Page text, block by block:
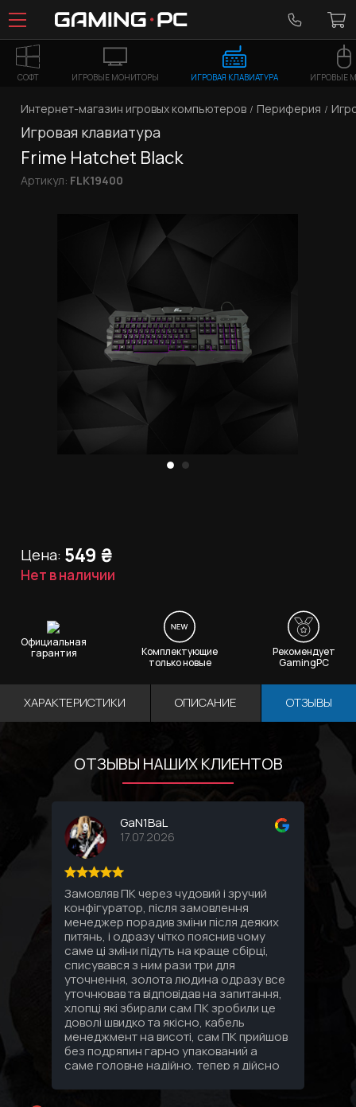
СОФТ ИГРОВЫЕ МОНИТОРЫ ИГРОВАЯ КЛАВИАТУРА ИГРОВЫЕ
Интернет-магазин игровых компьютеров Периферия
Игровая клавиатура
Frime Hatchet Black
Артикул: FLK19400
Официальная
гарантия
Комплектующие
только новые
Рекомендует
GamingPC
Цена: 549 ₴
Нет в наличии
ХАРАКТЕРИСТИКИ ОПИСАНИЕ ОТЗЫВЫ
ОТЗЫВЫ НАШИХ КЛИЕНТОВ
GaN1BaL
17.07.2026
Замовляв ПК через чудовий і зручий
конфігуратор, після замовлення
менеджер порадив зміни після деяких
питянь, і одразу чітко пояснив чому
саме ці зміни підуть на краще сбірці,
списувався з ним рази три для
уточнення, золота людина одразу все
уточнював та відповідав на запитання,
хлопці які збирали сам ПК зробили це
доволі швидко та якісно, кабель
менеджмент на висоті, сам ПК прийшов
без подряпин гарно упакований а
саме головне надійно, тепер я дійсно
останні 10 років найкращий сервіс та